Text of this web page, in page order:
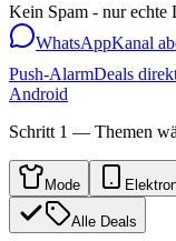
Kein Spam - nur echte
WhatsAppKanal
Push-AlarmDeals
Android
Schritt 1 — Themen
Mode
Alle Deals